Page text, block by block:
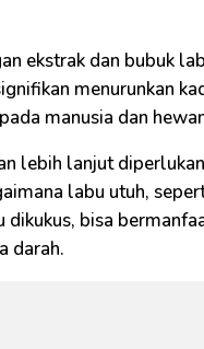
ekstrak dan bubuk
menurunkan
manusia dan
lebih lanjut
labu utuh,
dikukus, bisa
darah.